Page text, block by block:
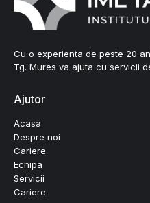
Cu o experienta de peste 20
Tg. Mures va ajuta cu servicii
Ajutor
Acasa
Despre noi
Cariere
Echipa
Servicii
Cariere